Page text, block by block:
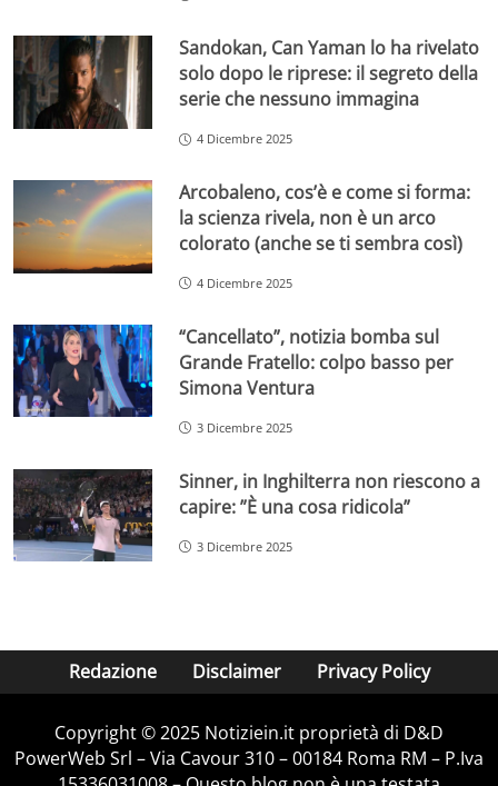
Sandokan, Can Yaman lo ha rivelato
solo dopo le riprese: il segreto della
serie che nessuno immagina
4 Dicembre 2025
Arcobaleno, cos’è e come si forma:
la scienza rivela, non è un arco
colorato (anche se ti sembra così)
4 Dicembre 2025
“Cancellato”, notizia bomba sul
Grande Fratello: colpo basso per
Simona Ventura
3 Dicembre 2025
Sinner, in Inghilterra non riescono a
capire: ”È una cosa ridicola”
3 Dicembre 2025
Redazione Disclaimer Privacy Policy
Copyright © 2025 Notiziein.it proprietà di D&D
PowerWeb Srl – Via Cavour 310 – 00184 Roma RM – P.Iva